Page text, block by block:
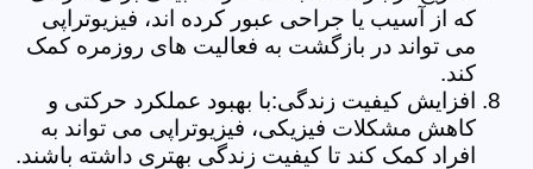
که از آسیب یا جراحی عبور کرده اند، فیزیوتراپی
می تواند در بازگشت به فعالیت های روزمره کمک
کند.
افزایش کیفیت زندگی:با بهبود عملکرد حرکتی و
کاهش مشکلات فیزیکی، فیزیوتراپی می تواند به
افراد کمک کند تا کیفیت زندگی بهتری داشته باشند.